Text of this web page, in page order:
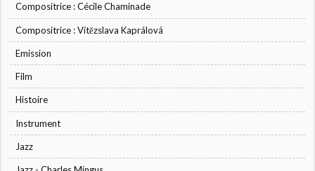
Compositrice : Cécile Chaminade
Compositrice : Vítězslava Kaprálová
Emission
Film
Histoire
Instrument
Jazz